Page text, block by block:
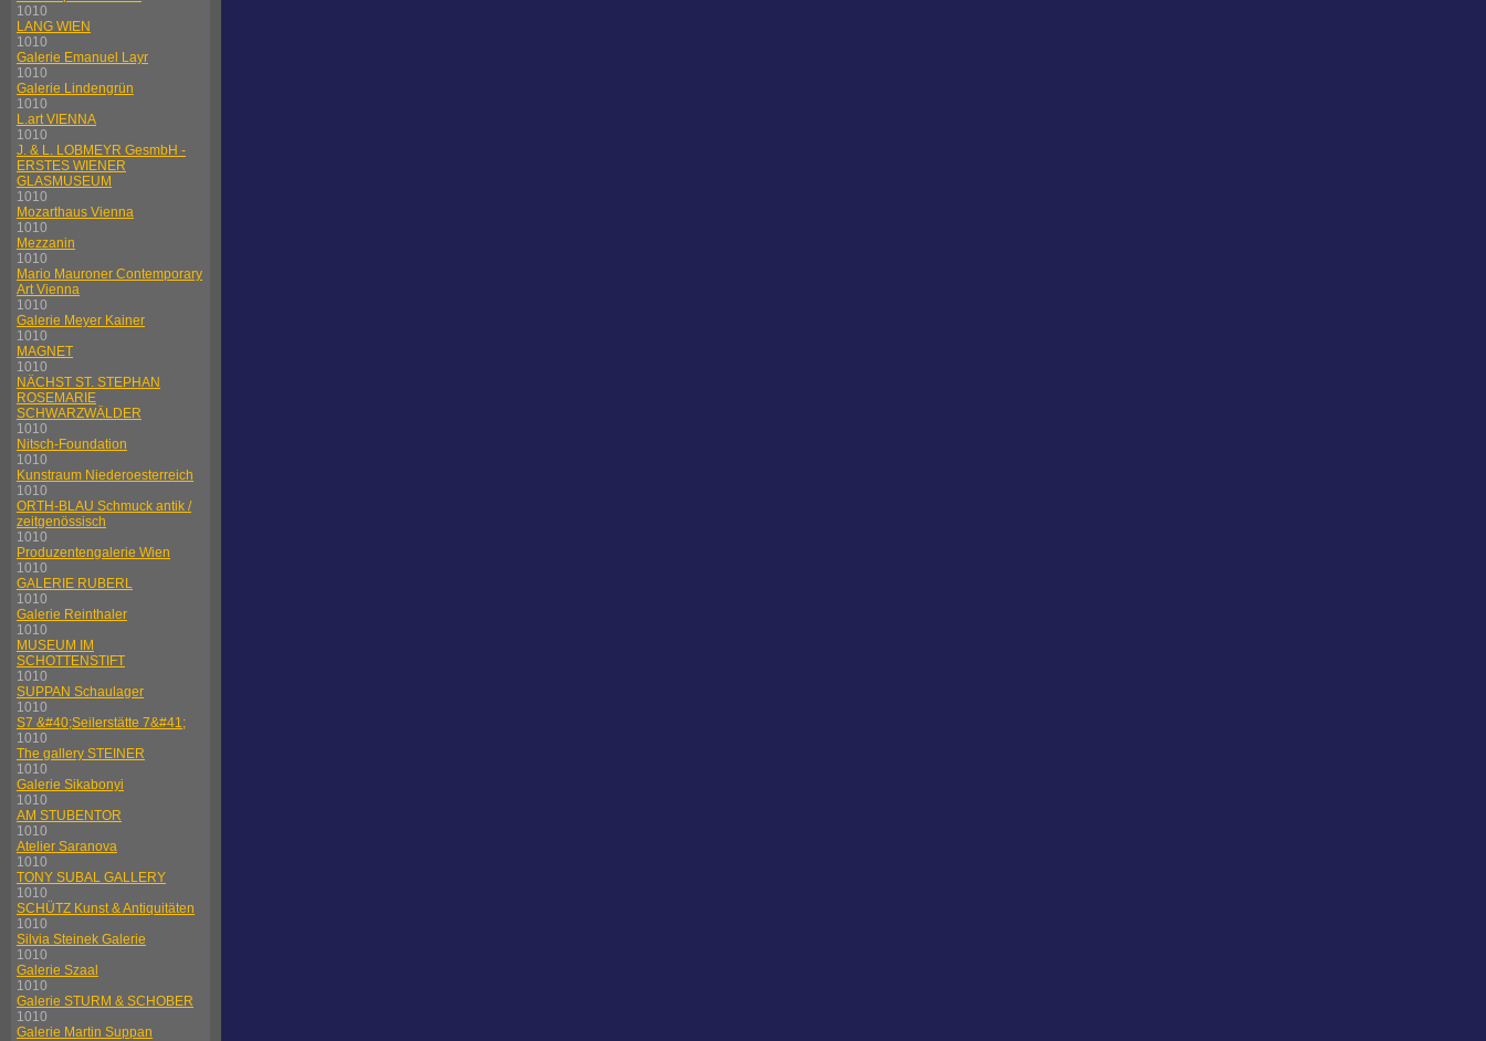
1010
LANG WIEN
1010
Galerie Emanuel Layr
1010
Galerie Lindengrün
1010
L.art VIENNA
1010
J. & L. LOBMEYR GesmbH -
ERSTES WIENER
GLASMUSEUM
1010
Mozarthaus Vienna
1010
Mezzanin
1010
Mario Mauroner Contemporary
Art Vienna
1010
Galerie Meyer Kainer
1010
MAGNET
1010
NÄCHST ST. STEPHAN
ROSEMARIE
SCHWARZWÄLDER
1010
Nitsch-Foundation
1010
Kunstraum Niederoesterreich
1010
ORTH-BLAU Schmuck antik /
zeitgenössisch
1010
Produzentengalerie Wien
1010
GALERIE RUBERL
1010
Galerie Reinthaler
1010
MUSEUM IM
SCHOTTENSTIFT
1010
SUPPAN Schaulager
1010
S7 &#40;Seilerstätte 7&#41;
1010
The gallery STEINER
1010
Galerie Sikabonyi
1010
AM STUBENTOR
1010
Atelier Saranova
1010
TONY SUBAL GALLERY
1010
SCHÜTZ Kunst & Antiquitäten
1010
Silvia Steinek Galerie
1010
Galerie Szaal
1010
Galerie STURM & SCHOBER
1010
Galerie Martin Suppan